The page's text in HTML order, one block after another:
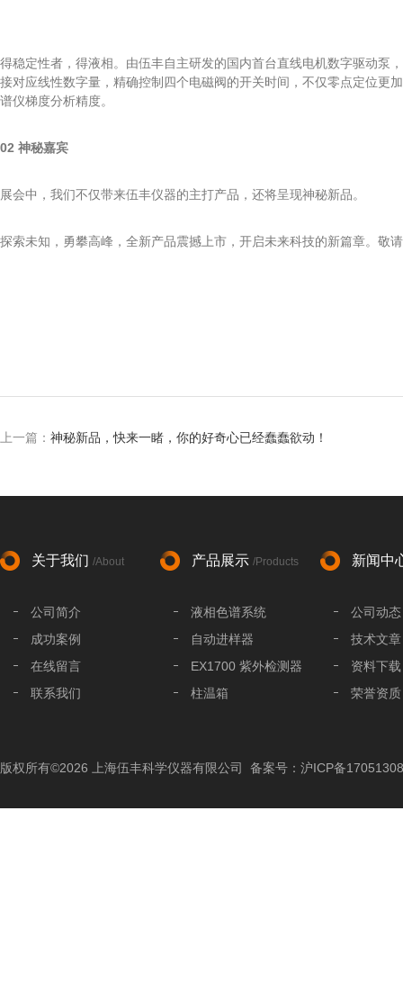
得稳定性者，得液相。由伍丰自主研发的国内首台直线电机数字驱动泵
接对应线性数字量，精确控制四个电磁阀的开关时间，不仅零点定位更
谱仪梯度分析精度。
02 神秘嘉宾
展会中，我们不仅带来伍丰仪器的主打产品，还将呈现神秘新品。
探索未知，勇攀高峰，全新产品震撼上市，开启未来科技的新篇章。
上一篇： 神秘新品，快来一睹，你的好奇心已经蠢蠢欲动！
关于我们 /About
公司简介
成功案例
在线留言
联系我们
产品展示 /Products
液相色谱系统
自动进样器
EX1700 紫外检测器
柱温箱
色谱工作站
新闻中
公司动态
技术文章
资料下载
荣誉资质
版权所有©2026 上海伍丰科学仪器有限公司 备案号：沪ICP备